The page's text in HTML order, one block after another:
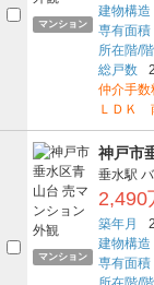
マンション
建物構造
専有面積
所在階/
総戸数
仲介手
ＬＤＫ
マンション
神戸市
垂水駅
2,490
築年月
建物構造
専有面積